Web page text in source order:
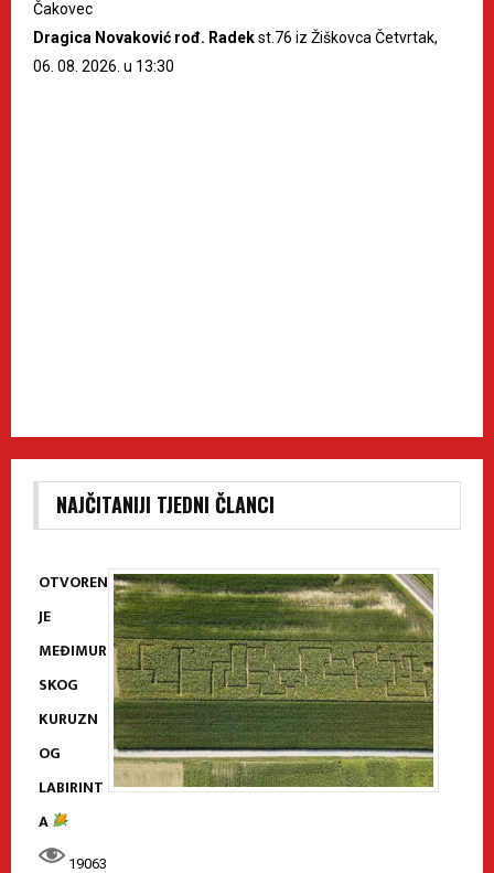
Čakovec
Dragica Novaković rođ. Radekst.76 iz Žiškovca Četvrtak,
06. 08. 2026. u 13:30
NAJČITANIJI TJEDNI ČLANCI
OTVOREN
JE
MEĐIMUR
SKOG
KURUZN
OG
LABIRINT
A
19063